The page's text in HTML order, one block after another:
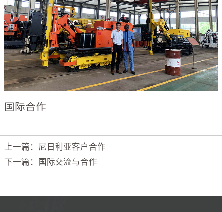
国际合作
上一篇：尼日利亚客户合作
下一篇：国际交流与合作